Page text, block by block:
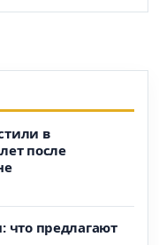
в
после
что предлагают